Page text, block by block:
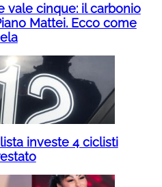
vale cinque: il carbonio
Mattei. Ecco come
investe 4 ciclisti